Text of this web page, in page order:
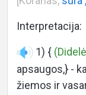
Interpretacija:
1) {
apsaugos,} -
žiemos ir